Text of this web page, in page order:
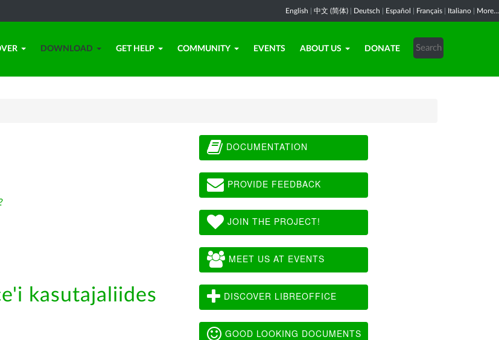
English 中文 (简体) Deutsch Español Français Italiano More...
DOWNLOAD GET HELP COMMUNITY EVENTS ABOUT US DONATE
kasutajaliides
DOCUMENTATION
PROVIDE FEEDBACK
JOIN THE PROJECT!
MEET US AT EVENTS
DISCOVER LIBREOFFICE
GOOD LOOKING DOCUMENTS